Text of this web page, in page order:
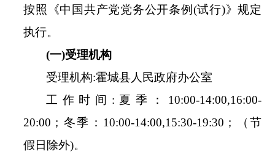
按照《中国共产党党务公开条例 (试行)》规定
执行。
(一)受理机构
受理机构:霍城县人民政府办公室
工作时间 : 夏季 ： 10:00-14:00,16:00-
20:00；冬季： 10:00-14:00,15:30-19:30；（节
假日除外)。